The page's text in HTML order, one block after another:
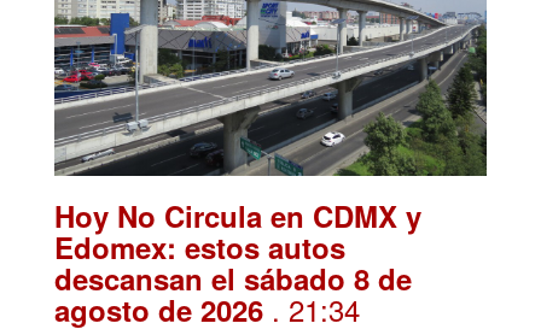
Hoy No Circula en CDMX y
Edomex: estos autos
descansan el sábado 8 de
agosto de 2026 . 21:34